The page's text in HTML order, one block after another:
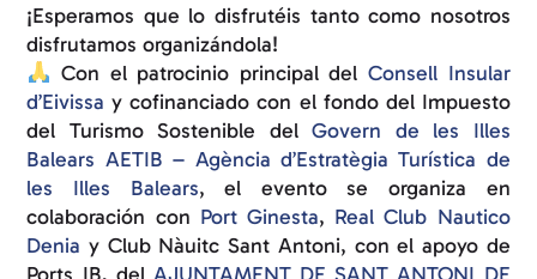
¡Esperamos que lo disfrutéis tanto como nosotros
disfrutamos organizándola!
Con el patrocinio principal delConsell Insular
d’Eivissa y cofinanciado con el fondo del Impuesto
del Turismo Sostenible delGovern de les Illes
Balears AETIB – Agència d’Estratègia Turística de
les Illes Balears, el evento se organiza en
colaboración con Port Ginesta, Real Club Nautico
Denia y Club Nàuitc Sant Antoni, con el apoyo de